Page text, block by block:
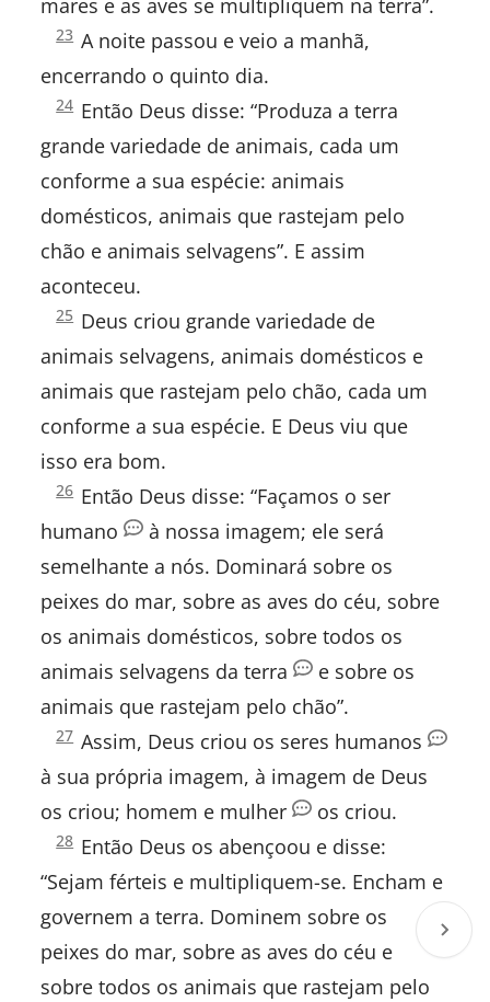
Naum
Habacuque
Sofonias
Ageu
Zacarias
Malaquias
NOVO TESTAMENTO:
Mateus
Lucas
Atos
I Coríntios
II Coríntios
Gálatas
Efésios
Filipenses
Colossenses
I Tessalonicenses
Gênesis
1:
23 A noite passou e veio a manhã,
encerrando o quinto dia.
Gênesis
1:
24 Então Deus disse: “Produza a terra
grande variedade de animais, cada um
conforme a sua espécie: animais
domésticos, animais que rastejam pelo
chão e animais selvagens”. E assim
aconteceu.
Gênesis
1:
25 Deus criou grande variedade de
animais selvagens, animais domésticos e
animais que rastejam pelo chão, cada um
conforme a sua espécie. E Deus viu que
isso era bom.
Gênesis
1:
26 Então Deus disse: “Façamos o ser
humano
à nossa imagem; ele será
semelhante a nós. Dominará sobre os
peixes do mar, sobre as aves do céu, sobre
os animais domésticos, sobre todos os
animais selvagens da terra
e sobre os
animais que rastejam pelo chão”.
Gênesis
1:
27 Assim, Deus criou os seres humanos
à sua própria imagem, à imagem de Deus
os criou; homem e mulher
os criou.
Gênesis
1:
28 Então Deus os abençoou e disse:
“Sejam férteis e multipliquem-se. Encham e
governem a terra. Dominem sobre os
peixes do mar, sobre as aves do céu e
sobre todos os animais que rastejam pelo